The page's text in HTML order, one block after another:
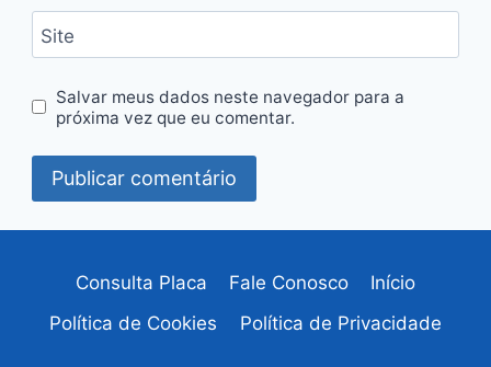
Site
Salvar meus dados neste navegador para a
próxima vez que eu comentar.
Consulta Placa Fale Conosco
Início
Política de Cookies
Política de Privacidade